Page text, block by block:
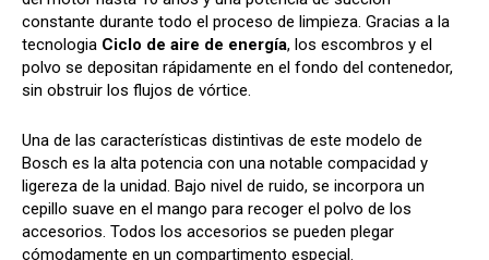
constante durante todo el proceso de limpieza. Gracias a la
tecnologia Ciclo de aire de energía, los escombros y el
polvo se depositan rápidamente en el fondo del contenedor,
sin obstruir los flujos de vórtice.
Una de las características distintivas de este modelo de
Bosch es la alta potencia con una notable compacidad y
ligereza de la unidad. Bajo nivel de ruido, se incorpora un
cepillo suave en el mango para recoger el polvo de los
accesorios. Todos los accesorios se pueden plegar
cómodamente en un compartimento especial.